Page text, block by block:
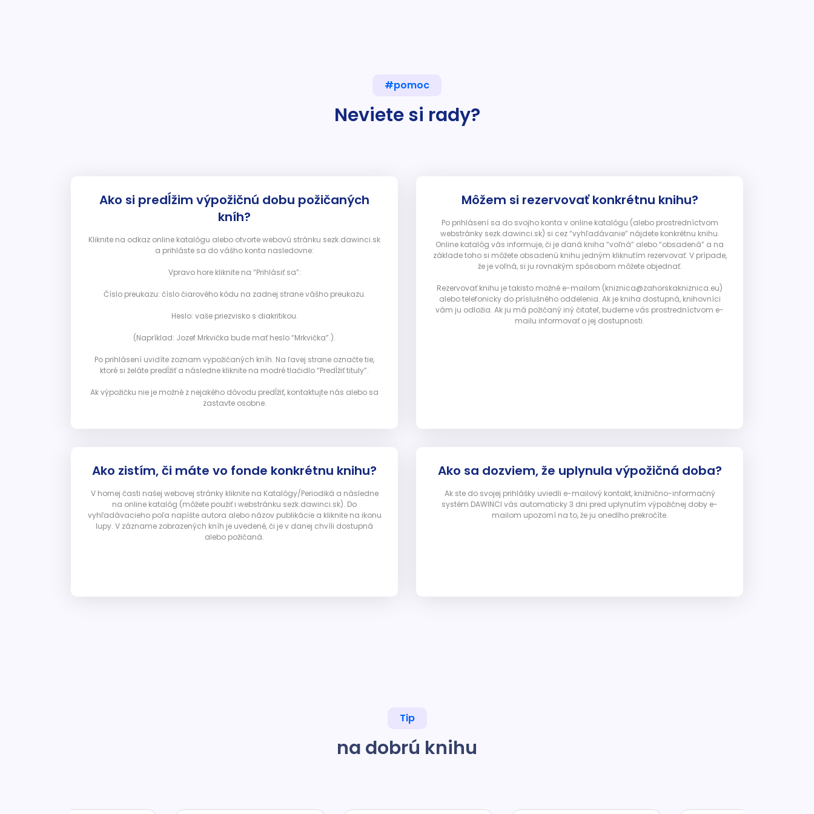
#pomoc
Neviete si rady?
Ako si predĺžim výpožičnú dobu požičaných
kníh?
Kliknite na odkaz online katalógu alebo otvorte webovú stránku sezk.dawinci.sk
a prihláste sa do vášho konta nasledovne:
Vpravo hore kliknite na “Prihlásiť sa”:
Číslo preukazu: číslo čiarového kódu na zadnej strane vášho preukazu.
Heslo: vaše priezvisko s diakritikou.
(Napríklad: Jozef Mrkvička bude mať heslo “Mrkvička”.).
Po prihlásení uvidíte zoznam vypožičaných kníh. Na ľavej strane označte tie,
ktoré si želáte predĺžiť a následne kliknite na modré tlačidlo “Predĺžiť tituly”.
Ak výpožičku nie je možné z nejakého dôvodu predĺžiť, kontaktujte nás alebo sa
zastavte osobne.
Môžem si rezervovať konkrétnu knihu?
Po prihlásení sa do svojho konta v online katalógu (alebo prostredníctvom
webstránky sezk.dawinci.sk) si cez “vyhľadávanie” nájdete konkrétnu knihu.
Online katalóg vás informuje, či je daná kniha “voľná” alebo “obsadená” a na
základe toho si môžete obsadenú knihu jedným kliknutím rezervovať. V prípade,
že je voľná, si ju rovnakým spôsobom môžete objednať.
Rezervovať knihu je takisto možné e-mailom (kniznica@zahorskakniznica.eu)
alebo telefonicky do príslušného oddelenia. Ak je kniha dostupná, knihovníci
vám ju odložia. Ak ju má požičaný iný čitateľ, budeme vás prostredníctvom e-
mailu informovať o jej dostupnosti.
Ako zistím, či máte vo fonde konkrétnu knihu?
V hornej časti našej webovej stránky kliknite na Katalógy/Periodiká a následne
na online katalóg (môžete použiť i webstránku sezk.dawinci.sk). Do
vyhľadávacieho poľa napíšte autora alebo názov publikácie a kliknite na ikonu
lupy. V zázname zobrazených kníh je uvedené, či je v danej chvíli dostupná
alebo požičaná.
Ako sa dozviem, že uplynula výpožičná doba?
Ak ste do svojej prihlášky uviedli e-mailový kontakt, knižnično-informačný
systém DAWINCI vás automaticky 3 dni pred uplynutím výpožičnej doby e-
mailom upozorní na to, že ju onedlho prekročíte.
Tip
na dobrú knihu